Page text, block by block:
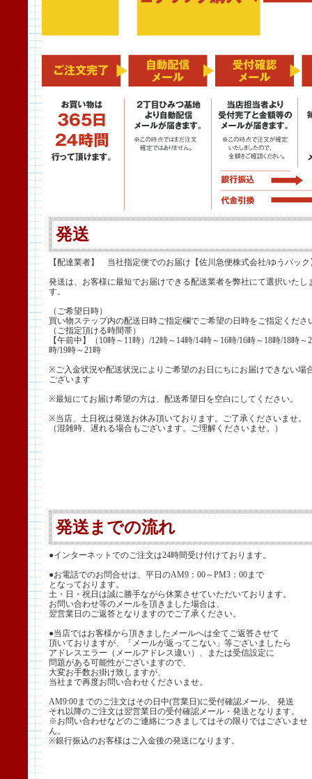
発送
【配達業者】 当社指定便でのお届け【佐川急便株式会社/ゆうパック
発送は、お客様に最短でお届けできる配送業者を弊社にて選択いたし
す。
（ご希望日時）
買い物ステップ内の配送日時ご指定欄でご希望の日時をご指定くださ
（ご指定頂ける時間帯）
【午前中】（10時～11時）/12時～14時/14時～16時/16時～18時/18時～
時/19時～21時
※ご入金状況や配送状況によりご希望のお日にちにお届けできない場
ございます
※最短にてお届け希望の方は、配送希望日を空白にしてください。
※当店、土日祝は発送お休み頂いております。ご了承くださいませ。
（混雑時、遅れる場合もございます。ご理解くださいませ。）
発送までの流れ
●インターネットでのご注文は24時間受け付けております。
●お電話でのお問合せは、平日のAM9：00～PM3：00まで
となっております。
土・日・祝日は誠に勝手ながら休業させていただいております。
お問い合わせ等のメールを頂きました場合は、
翌営業日のご返答となりますのでご了承ください。
●当店ではお客様から頂きましたメールへは全てご返答させて
頂いておりますが、「メールが返ってこない」等ございましたら
アドレスエラー（メールアドレス違い）、または受信設定に
問題がある可能性がございますので、
大変お手数お掛け致しますが、
当社まで再度お問い合わせくださいませ。
AM9:00までのご注文はその日中(営業日)に受付確認メール、 発送
それ以降のご注文は翌営業日の受付確認メール・発送となります。
※お問い合わせなどのご連絡につきましてはその限りではございませ
ん。
※銀行振込のお客様はご入金後の発送になります。